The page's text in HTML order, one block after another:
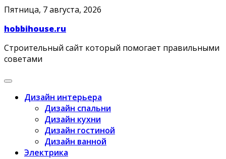
Skip
content
Пятница, 7 августа, 2026
hobbihouse.ru
Строительный сайт который помогает правильными
советами
Дизайн интерьера
Дизайн спальни
Дизайн кухни
Дизайн гостиной
Дизайн ванной
Электрика